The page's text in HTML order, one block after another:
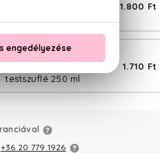
testradír 250 ml
1.800 Ft
BIO
testszuflé 250 ml
1.710 Ft
+36 20 779 1926